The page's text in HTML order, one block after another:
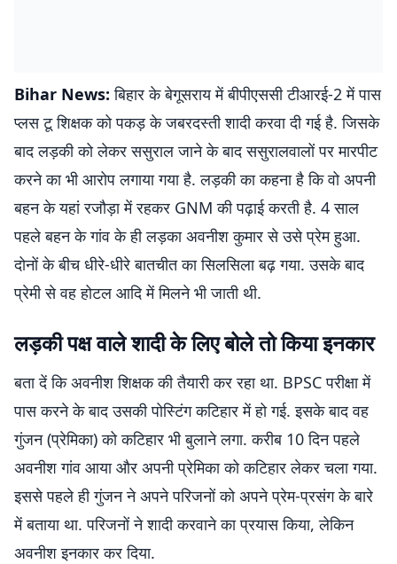
Bihar News:बिहार के बेगूसराय में बीपीएससी टीआरई-2 में पास
प्लस टू शिक्षक को पकड़ के जबरदस्ती शादी करवा दी गई है. जिसके
बाद लड़की को लेकर ससुराल जाने के बाद ससुरालवालों पर मारपीट
करने का भी आरोप लगाया गया है. लड़की का कहना है कि वो अपनी
बहन के यहां रजौड़ा में रहकर GNM की पढ़ाई करती है. 4 साल
पहले बहन के गांव के ही लड़का अवनीश कुमार से उसे प्रेम हुआ.
दोनों के बीच धीरे-धीरे बातचीत का सिलसिला बढ़ गया. उसके बाद
प्रेमी से वह होटल आदि में मिलने भी जाती थी.
लड़की पक्ष वाले शादी के लिए बोले तो किया इनकार
बता दें कि अवनीश शिक्षक की तैयारी कर रहा था. BPSC परीक्षा में
पास करने के बाद उसकी पोस्टिंग कटिहार में हो गई. इसके बाद वह
गुंजन (प्रेमिका) को कटिहार भी बुलाने लगा. करीब 10 दिन पहले
अवनीश गांव आया और अपनी प्रेमिका को कटिहार लेकर चला गया.
इससे पहले ही गुंजन ने अपने परिजनों को अपने प्रेम-प्रसंग के बारे
में बताया था. परिजनों ने शादी करवाने का प्रयास किया, लेकिन
अवनीश इनकार कर दिया.